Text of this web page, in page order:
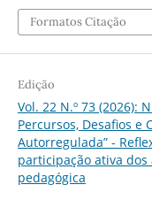
Formatos Citação
Edição
Vol. 22 N.º 73 (2026):
Percursos, Desafios
Autorregulada” -
participação ativa
pedagógica